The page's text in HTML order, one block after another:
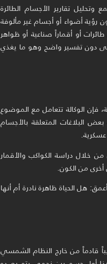
تقارير الأجسام الطائرة
رؤية أضواء أو أجسام غير مألوفة
أو أقماراً صناعية أو ظواهر
بالمئة من البلاغات تبقى دون تفسير واضح وهو ما يغذي
فإن الوكالة تتعامل مع الموضوع
البلاغات المتعلقة بالأجسام
عسكرية.
خلال دراسة الكواكب والأقمار
أخرى من الكون.
هل الحياة ظاهرة نادرة أم أنها
غريباً قادماً من خارج النظام الشمسي